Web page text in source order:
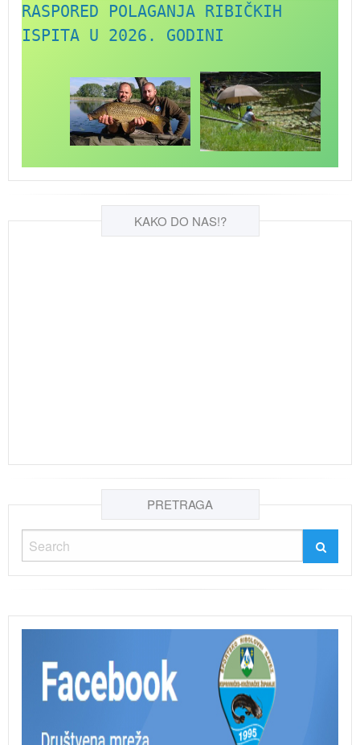
RASPORED POLAGANJA RIBIČKIH
ISPITA U 2026. GODINI
KAKO DO NAS!?
PRETRAGA